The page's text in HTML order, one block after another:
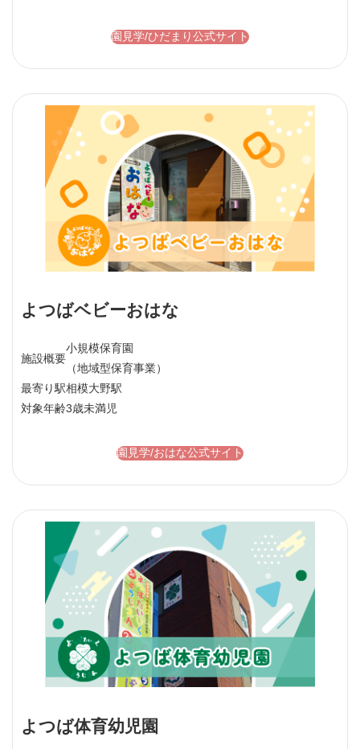
園見学/ひだまり公式サイト
よつばベビーおはな
施設概要
小規模保育園
（地域型保育事業）
最寄り駅相模大野駅
対象年齢3歳未満児
園見学/おはな公式サイト
よつば体育幼児園